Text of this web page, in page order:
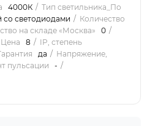
4000К
Тип светильника_По
со светодиодами
Количество
на складе «Москва»
0
8
IP, степень
да
Напряжение,
пульсации -